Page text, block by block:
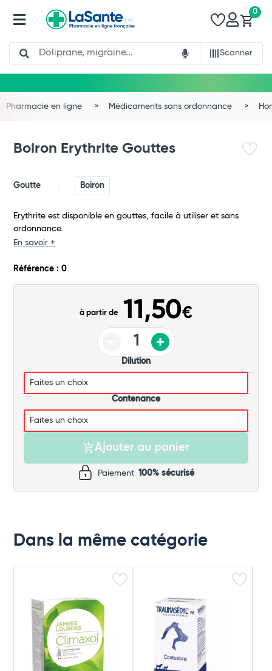
Search
Scanner
0
Total
Pharmacie en ligne Médicaments sans ordonnance
Boiron Erythrite Gouttes
Goutte Boiron
Erythrite est disponible en gouttes, facile à utiliser et sans
ordonnance.
En savoir +
Référence : 0
à partir de 11,50€
Dilution
Contenance
Ajouter au panier
Paiement 100% sécurisé
Dans la même catégorie